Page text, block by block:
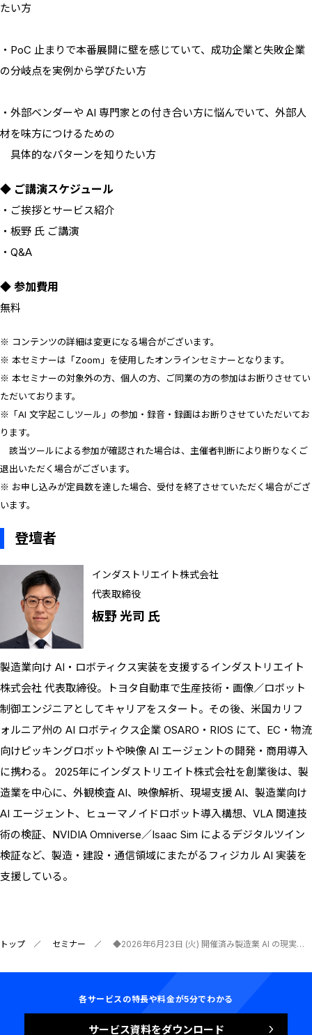
たい方
・PoC 止まりで本番展開に壁を感じていて、成功企業と失敗企業
の分岐点を実例から学びたい方
・外部ベンダーや AI 専門家との付き合い方に悩んでいて、外部人
材を味方につけるための
具体的なパターンを知りたい方
◆ ご講演スケジュール
・ご挨拶とサービス紹介
・板野 氏 ご講演
・Q&A
◆ 参加費用
無料
※ コンテンツの詳細は変更になる場合がございます。
※ 本セミナーは「Zoom」を使用したオンラインセミナーとなります。
※ 本セミナーの対象外の方、個人の方、ご同業の方の参加はお断りさせてい
ただいております。
※「AI 文字起こしツール」の参加・録音・録画はお断りさせていただいてお
ります。
該当ツールによる参加が確認された場合は、主催者判断により断りなくご
退出いただく場合がございます。
※ お申し込みが定員数を達した場合、受付を終了させていただく場合がござ
います。
登壇者
インダストリエイト株式会社
代表取締役
板野 光司 氏
製造業向け AI・ロボティクス実装を支援するインダストリエイト
株式会社 代表取締役。トヨタ自動車で生産技術・画像／ロボット
制御エンジニアとしてキャリアをスタート。その後、米国カリフ
ォルニア州の AI ロボティクス企業 OSARO・RIOS にて、EC・物流
向けピッキングロボットや映像 AI エージェントの開発・商用導入
に携わる。 2025年にインダストリエイト株式会社を創業後は、製
造業を中心に、外観検査 AI、映像解析、現場支援 AI、製造業向け
AI エージェント、ヒューマノイドロボット導入構想、VLA 関連技
術の検証、NVIDIA Omniverse／Isaac Sim によるデジタルツイン
検証など、製造・建設・通信領域にまたがるフィジカル AI 実装を
支援している。
トップ セミナー ◆2026年6月23日 (火) 開催済み製造業 AI の現実元 トヨタ・シリコンバレーエンジニアが語るフィジカル AI 導入の「本当の難しさ」と成功例・失敗例
各サービスの特長や料金が5分でわかる
サービス資料をダウンロード